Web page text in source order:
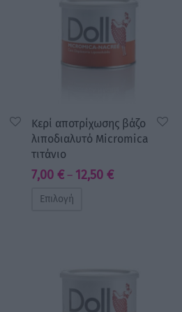
Κερί αποτρίχωσης βάζο
λιποδιαλυτό Micromica
τιτάνιο
7,00 € – 12,50 €Price
Επιλογή